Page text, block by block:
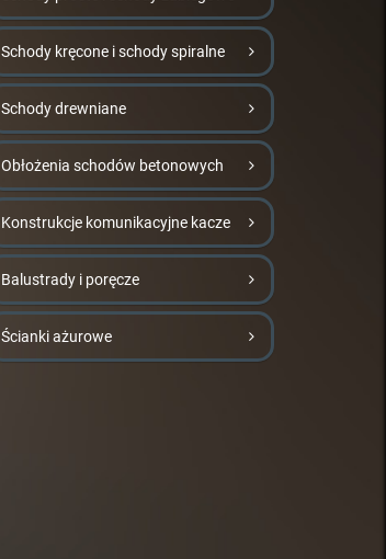
Schody kręcone i schody spiralne
Schody drewniane
Obłożenia schodów betonowych
Konstrukcje komunikacyjne kacze
Balustrady i poręcze
Ścianki ażurowe